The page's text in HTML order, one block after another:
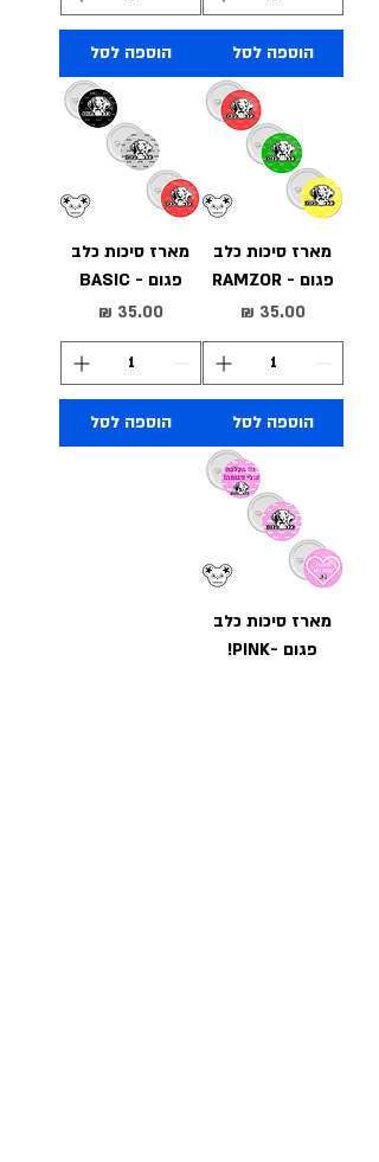
הוספה לסל הוספה לסל
מארז סיכות כלב
פגום - RAMZOR
מחיר‏35.00 ‏₪
הוספה לסל
מארז סיכות כלב
פגום - BASIC
מחיר‏35.00 ‏₪
הוספה לסל
מארז סיכות כלב
פגום -PINK!